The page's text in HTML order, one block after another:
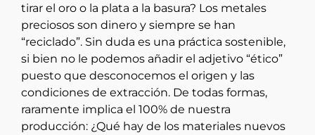
tirar el oro o la plata a la basura? Los metales
preciosos son dinero y siempre se han
“reciclado”. Sin duda es una práctica sostenible,
si bien no le podemos añadir el adjetivo “ético”
puesto que desconocemos el origen y las
condiciones de extracción. De todas formas,
raramente implica el 100% de nuestra
producción: ¿Qué hay de los materiales nuevos